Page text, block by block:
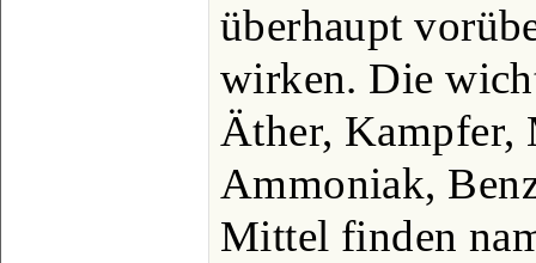
überhaupt
wirken. Die
Äther, Kampfer,
Ammoniak,
Mittel finden